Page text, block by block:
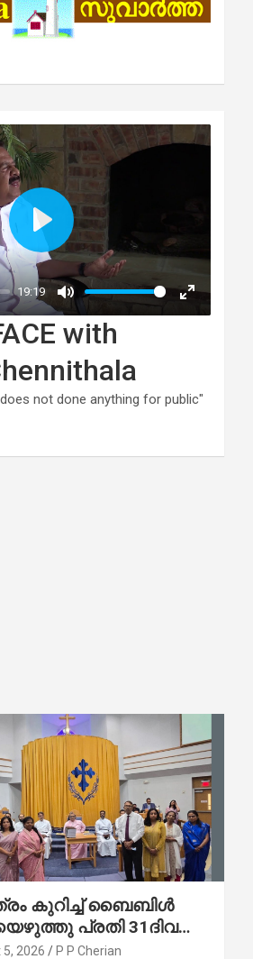
with
not done anything for public"
കുറിച്ച് ബൈബിൾ
പ്രതി 31ദിവസം
പൂർത്തിയാക്കി
2026 P P Cherian